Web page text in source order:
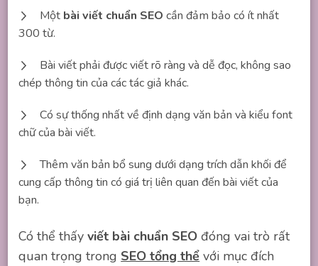
Một bài viết chuẩn SEO cần đảm bảo có ít nhất
300 từ.
Bài viết phải được viết rõ ràng và dễ đọc, không sao
chép thông tin của các tác giả khác.
Có sự thống nhất về định dạng văn bản và kiểu font
chữ của bài viết.
Thêm văn bản bổ sung dưới dạng trích dẫn khối để
cung cấp thông tin có giá trị liên quan đến bài viết của
bạn.
Có thể thấyviết bài chuẩn SEO đóng vai trò rất
quan trọng trong SEO tổng thể với mục đích